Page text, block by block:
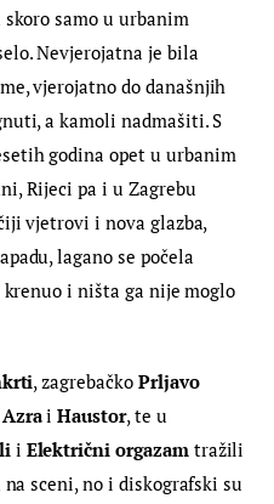
samo u urbanim
Nevjerojatna je bila
vjerojatno do današnjih
a kamoli nadmašiti. S
godina opet u urbanim
Rijeci pa i u Zagrebu
vjetrovi i nova glazba,
lagano se počela
i ništa ga nije moglo
, zagrebačko Prljavo
Azra i Haustor, te u
i Električni orgazam tražili
sceni, no i diskografski su